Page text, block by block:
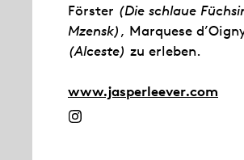
Förster (Die schlaue
Mzensk), Marquese
(Alceste) zu erleben.
www.jasperleever.com